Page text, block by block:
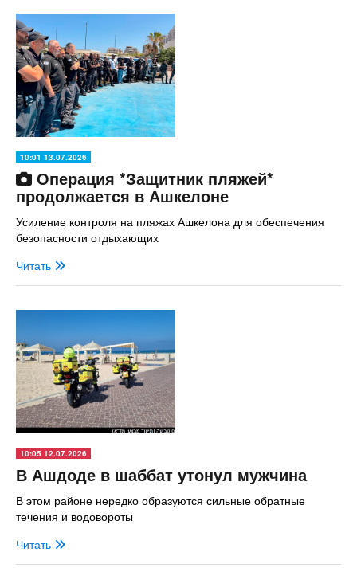
10:01 13.07.2026
Операция *Защитник пляжей*
продолжается в Ашкелоне
Усиление контроля на пляжах Ашкелона для обеспечения
безопасности отдыхающих
Читать
10:05 12.07.2026
В Ашдоде в шаббат утонул мужчина
В этом районе нередко образуются сильные обратные
течения и водовороты
Читать